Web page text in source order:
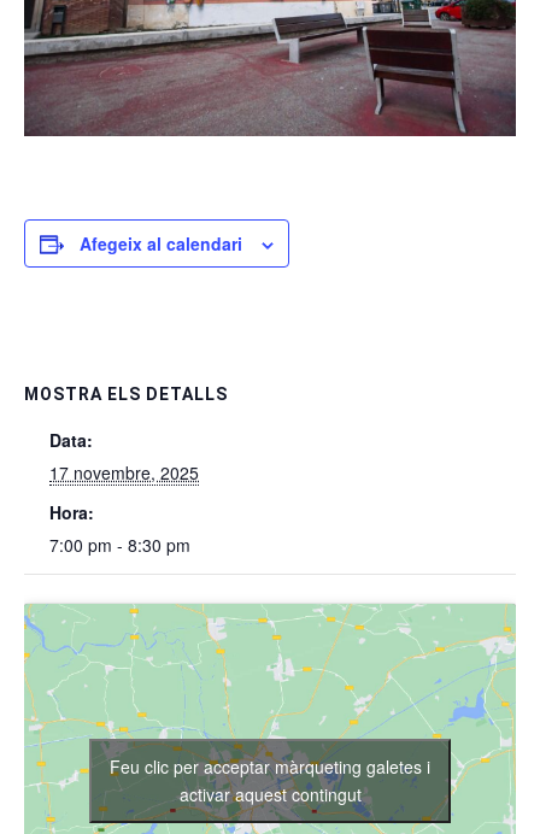
Afegeix al calendari
MOSTRA ELS DETALLS
Data:
17 novembre, 2025
Hora:
7:00 pm - 8:30 pm
Feu clic per acceptar màrqueting galetes i
activar aquest contingut